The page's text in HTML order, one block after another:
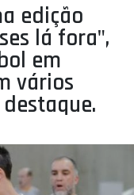
edição
lá fora",
em
vários